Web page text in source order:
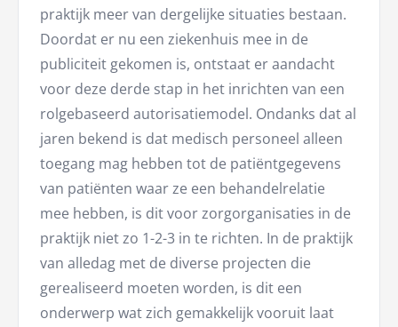
praktijk meer van dergelijke situaties bestaan.
Doordat er nu een ziekenhuis mee in de
publiciteit gekomen is, ontstaat er aandacht
voor deze derde stap in het inrichten van een
rolgebaseerd autorisatiemodel. Ondanks dat al
jaren bekend is dat medisch personeel alleen
toegang mag hebben tot de patiëntgegevens
van patiënten waar ze een behandelrelatie
mee hebben, is dit voor zorgorganisaties in de
praktijk niet zo 1-2-3 in te richten. In de praktijk
van alledag met de diverse projecten die
gerealiseerd moeten worden, is dit een
onderwerp wat zich gemakkelijk vooruit laat